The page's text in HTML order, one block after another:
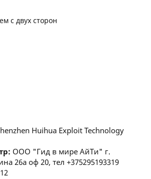
с двух сторон
Huihua Exploit Technology
ООО "Гид в мире АйТи" г.
26а оф 20, тел +375295193319